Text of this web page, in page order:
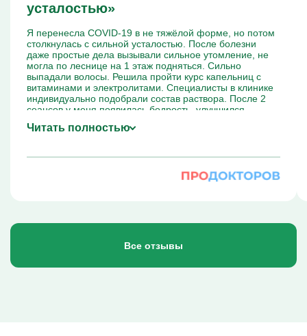
усталостью»
Я перенесла COVID-19 в не тяжёлой форме, но потом
столкнулась с сильной усталостью. После болезни
даже простые дела вызывали сильное утомление, не
могла по леснице на 1 этаж подняться. Сильно
выпадали волосы. Решила пройти курс капельниц с
витаминами и электролитами. Специалисты в клинике
индивидуально подобрали состав раствора. После 2
сеансов у меня появилась бодрость, улучшился
капельницы и правда помогли мне восстановиться.
Читать полностью
Все отзывы